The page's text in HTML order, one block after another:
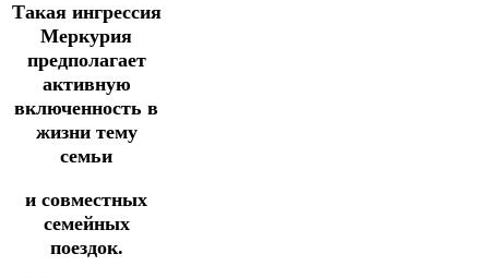
Такая ингрессия
Меркурия
предполагает
активную
включенность в
жизни тему
семьи
и совместных
семейных
поездок.